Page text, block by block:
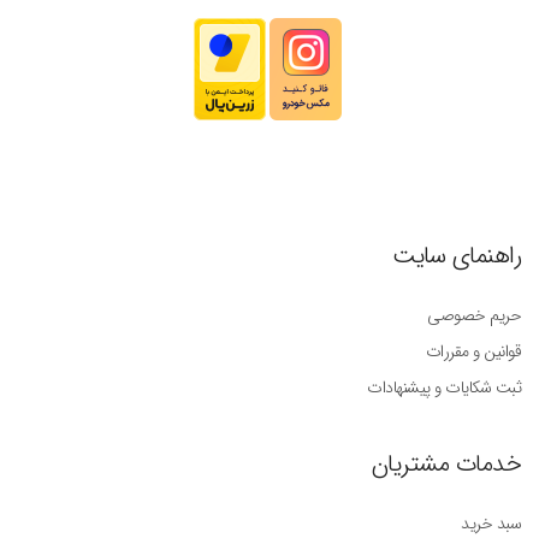
راهنمای سایت
حریم خصوصی
قوانین و مقررات
ثبت شکایات و پیشنهادات
خدمات مشتریان
سبد خرید